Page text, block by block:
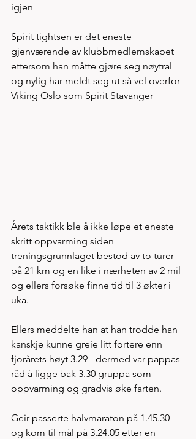
igjen
Spirit tightsen er det eneste
gjenværende av klubbmedlemskapet
ettersom han måtte gjøre seg nøytral
og nylig har meldt seg ut så vel overfor
Viking Oslo som Spirit Stavanger
Årets taktikk ble å ikke løpe et eneste
skritt oppvarming siden
treningsgrunnlaget bestod av to turer
på 21 km og en like i nærheten av 2 mil
og ellers forsøke finne tid til 3 økter i
uka.
Ellers meddelte han at han trodde han
kanskje kunne greie litt fortere enn
fjorårets høyt 3.29 - dermed var pappas
råd å ligge bak 3.30 gruppa som
oppvarming og gradvis øke farten.
Geir passerte halvmaraton på 1.45.30
og kom til mål på 3.24.05 etter en